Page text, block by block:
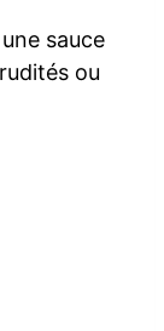
sauce
ou